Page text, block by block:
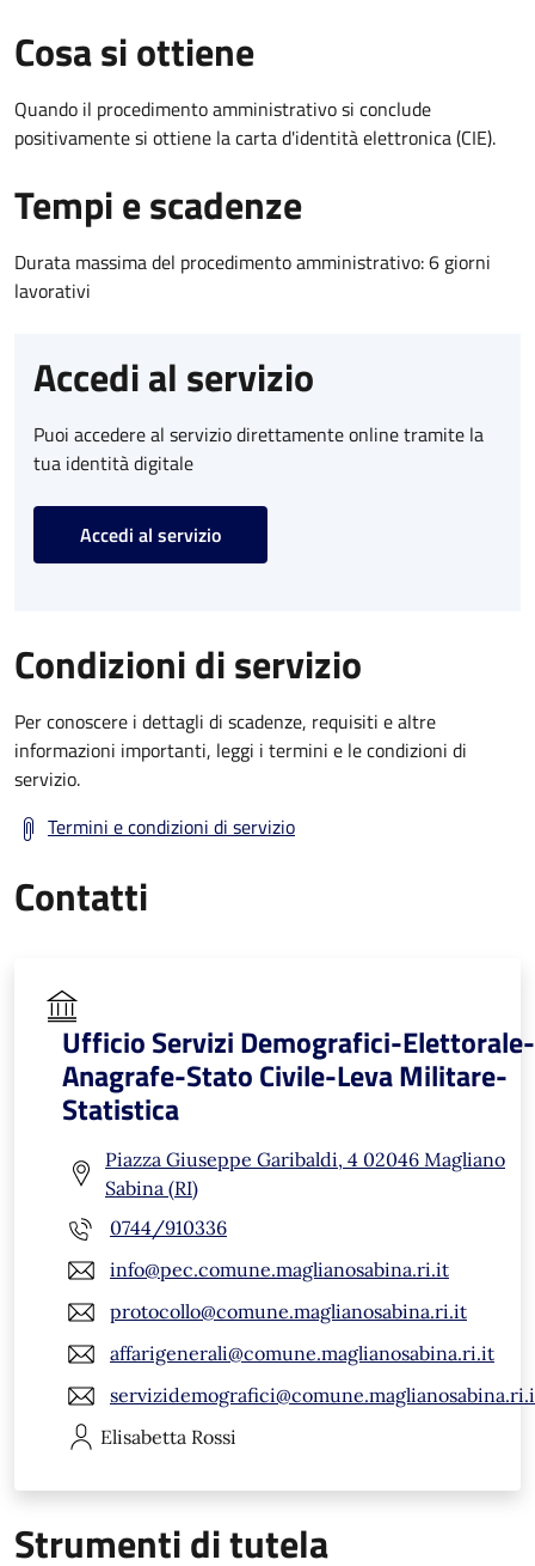
Cosa si ottiene
Quando il procedimento amministrativo si conclude
positivamente si ottiene la carta d'identità elettronica (CIE).
Tempi e scadenze
Durata massima del procedimento amministrativo: 6 giorni
lavorativi
Accedi al servizio
Puoi accedere al servizio direttamente online tramite la
tua identità digitale
Accedi al servizio
Condizioni di servizio
Per conoscere i dettagli di scadenze, requisiti e altre
informazioni importanti, leggi i termini e le condizioni di
servizio.
Termini e condizioni di servizio
Contatti
Ufficio Servizi Demografici-Elettorale-
Anagrafe-Stato Civile-Leva Militare-
Statistica
Piazza Giuseppe Garibaldi, 4 02046 Magliano
Sabina (RI)
0744/910336
info@pec.comune.maglianosabina.ri.it
protocollo@comune.maglianosabina.ri.it
affarigenerali@comune.maglianosabina.ri.it
Elisabetta Rossi
Strumenti di tutela